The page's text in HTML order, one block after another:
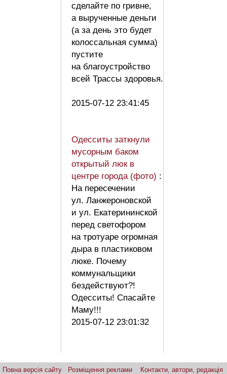
сделайте по гривне,
а вырученные деньги
(а за день это будет
колоссальная сумма)
пустите
на благоустройство
всей Трассы здоровья.
2015-07-12 23:41:45
Одесситы заткнули
мусорным баком
открытый люк в
центре города (фото) :
На пересечении
ул. Ланжероновской
и ул. Екатерининской
перед светофором
на тротуаре огромная
дыра в пластиковом
люке. Почему
коммунальщики
бездействуют?!
Одесситы! Спасайте
Маму!!!
2015-07-12 23:01:32
Повна версія сайту Розміщення реклами
Контакти, автори, редакція